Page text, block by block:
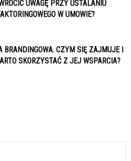
UWAGĘ PRZY USTALANIU
W UMOWIE?
BRANDINGOWA. CZYM SIĘ ZAJMUJE I
SKORZYSTAĆ Z JEJ WSPARCIA?